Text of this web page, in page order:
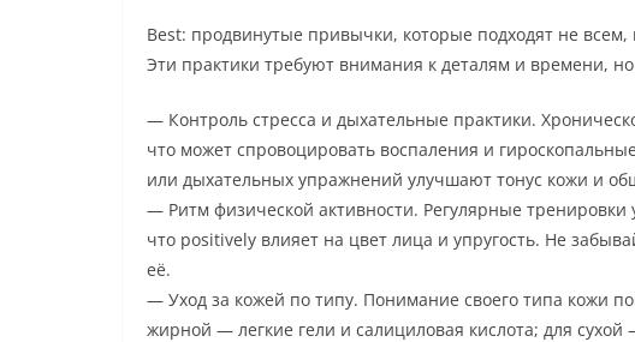
Best: продвинутые привычки, которые подходят не
Эти практики требуют внимания к деталям и времени,
— Контроль стресса и дыхательные практики.
что может спровоцировать воспаления и
или дыхательных упражнений улучшают тонус кожи и
— Ритм физической активности. Регулярные
что positively влияет на цвет лица и упругость. Не
её.
— Уход за кожей по типу. Понимание своего типа кожи
жирной — легкие гели и салициловая кислота; для